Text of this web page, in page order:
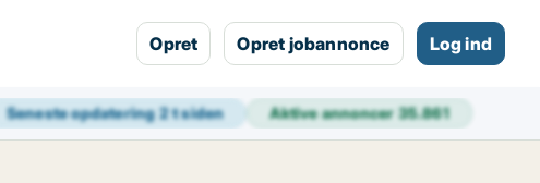
Opret Opret jobannonce Log ind
Seneste opdatering2 t siden Aktive annoncer35.861